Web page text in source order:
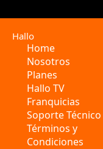
Hallo
Home
Nosotros
Planes
Hallo TV
Franquicias
Soporte Técnico
Términos y
Condiciones